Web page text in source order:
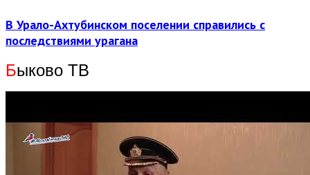
В Урало-Ахтубинском поселении справились с
последствиями урагана
Быково ТВ